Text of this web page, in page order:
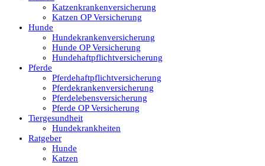
Katzenkrankenversicherung
Katzen OP Versicherung
Hunde
Hundekrankenversicherung
Hunde OP Versicherung
Hundehaftpflichtversicherung
Pferde
Pferdehaftpflichtversicherung
Pferdekrankenversicherung
Pferdelebensversicherung
Pferde OP Versicherung
Tiergesundheit
Hundekrankheiten
Ratgeber
Hunde
Katzen